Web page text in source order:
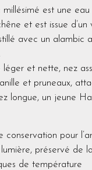
est une
et est issue
avec un alambic
léger et nette, nez
et pruneaux,
longue, un jeune
conservation pour
préservé de
de température